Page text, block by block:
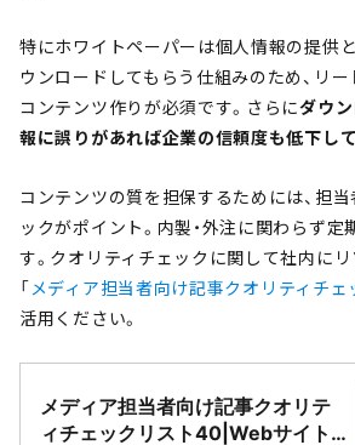
特にホワイトペーパーは個人情報の提供
ウンロードしてもらう仕組みのため、リ
コンテンツ作りが必須です。さらにダウ
報に誤りがあれば企業の信頼度も低下し
コンテンツの質を担保するためには、担
ックがポイント。内製・外注に関わらず
す。クオリティチェックに関して社内に
「メディア担当者向け記事クオリティチェ
活用ください。
メディア担当者向け記事クオリテ
ィチェックリスト40|Webサイト